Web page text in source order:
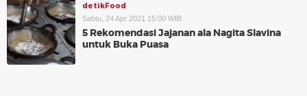
detikFood
Sabtu, 24 Apr 2021 15:00 WIB
5 Rekomendasi Jajanan ala Nagita Slavina
untuk Buka Puasa